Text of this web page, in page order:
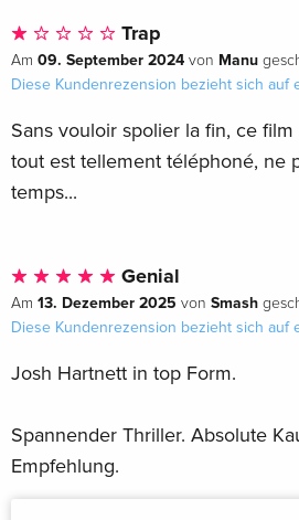
Trap
Am 09. September 2024 von Manu
Diese Kundenrezension bezieht sich auf
Sans vouloir spolier la fin, ce
tout est tellement téléphoné, ne
temps...
Genial
Am 13. Dezember 2025 von Smash
Diese Kundenrezension bezieht sich auf
Josh Hartnett in top Form.
Spannender Thriller. Absolute
Empfehlung.